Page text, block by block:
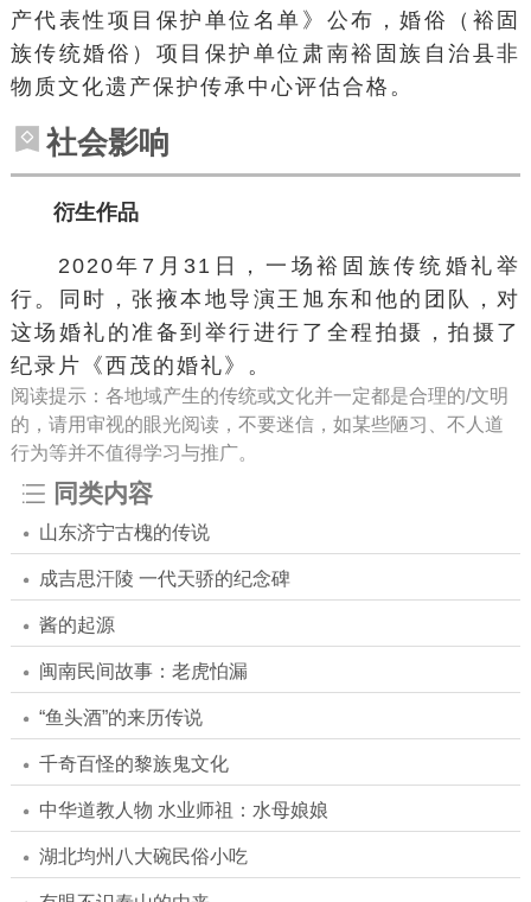
产代表性项目保护单位名单》公布，婚俗（裕固
族传统婚俗）项目保护单位肃南裕固族自治县非
物质文化遗产保护传承中心评估合格。
社会影响
衍生作品
2020年7月31日，一场裕固族传统婚礼举
行。同时，张掖本地导演王旭东和他的团队，对
这场婚礼的准备到举行进行了全程拍摄，拍摄了
纪录片《西茂的婚礼》。
阅读提示：各地域产生的传统或文化并一定都是合理的/文明
的，请用审视的眼光阅读，不要迷信，如某些陋习、不人道
行为等并不值得学习与推广。
同类内容
山东济宁古槐的传说
成吉思汗陵 一代天骄的纪念碑
酱的起源
闽南民间故事：老虎怕漏
“鱼头酒”的来历传说
千奇百怪的黎族鬼文化
中华道教人物 水业师祖：水母娘娘
湖北均州八大碗民俗小吃